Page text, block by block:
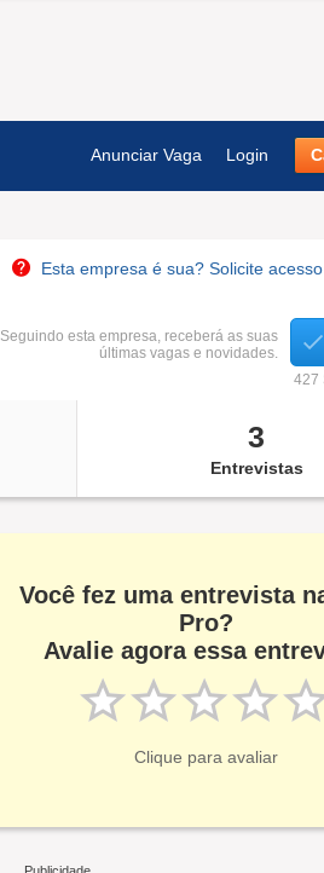
Anunciar Vaga Login
Esta empresa é sua? Solicite
Seguindo esta empresa, receberá as suas
últimas vagas e novidades.
427
3
Entrevistas
Você fez uma entrevista
Pro?
Avalie agora essa
Clique para avaliar